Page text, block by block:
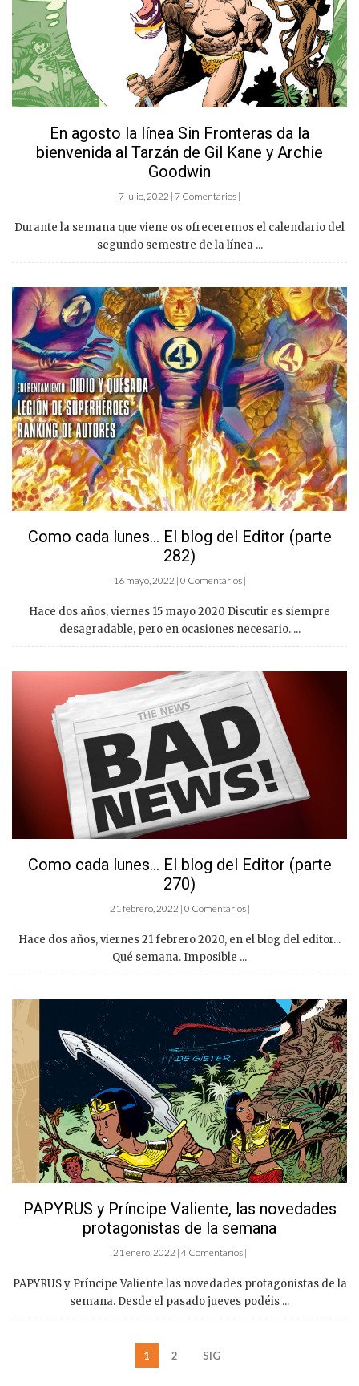
En agosto la línea Sin Fronteras da la
bienvenida al Tarzán de Gil Kane y Archie
Goodwin
7 julio, 2022 | 7 Comentarios |
Durante la semana que viene os ofreceremos el calendario del
segundo semestre de la línea ...
Como cada lunes… El blog del Editor (parte
282)
16 mayo, 2022 | 0 Comentarios |
Hace dos años, viernes 15 mayo 2020 Discutir es siempre
desagradable, pero en ocasiones necesario. ...
Como cada lunes… El blog del Editor (parte
270)
21 febrero, 2022 | 0 Comentarios |
Hace dos años, viernes 21 febrero 2020, en el blog del editor...
Qué semana. Imposible ...
PAPYRUS y Príncipe Valiente, las novedades
protagonistas de la semana
21 enero, 2022 | 4 Comentarios |
PAPYRUS y Príncipe Valiente las novedades protagonistas de la
semana. Desde el pasado jueves podéis ...
1 2 SIG